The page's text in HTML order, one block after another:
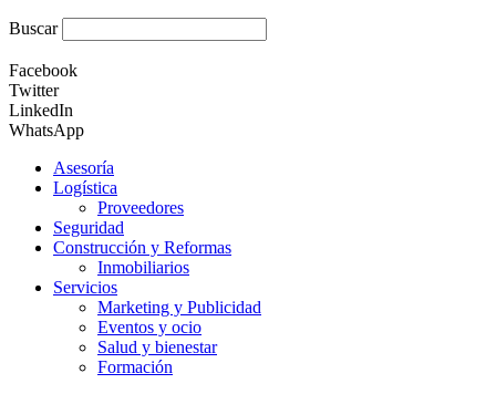
Buscar
Facebook
Twitter
LinkedIn
WhatsApp
Asesoría
Logística
Proveedores
Seguridad
Construcción y Reformas
Inmobiliarios
Servicios
Marketing y Publicidad
Eventos y ocio
Salud y bienestar
Formación